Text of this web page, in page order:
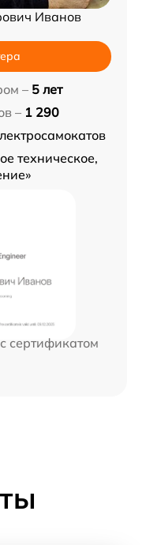
Иванов
– 5 лет
– 1 290
техническое,
сертификатом